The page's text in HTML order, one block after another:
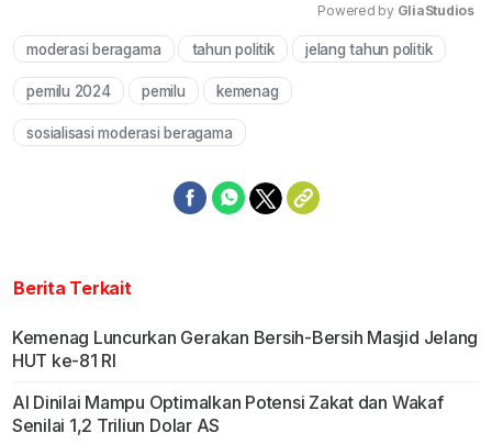
Mute
Powered by GliaStudios
moderasi beragama tahun politik jelang tahun politik
pemilu 2024 pemilu kemenag
sosialisasi moderasi beragama
Berita Terkait
Kemenag Luncurkan Gerakan Bersih-Bersih Masjid Jelang
HUT ke-81 RI
AI Dinilai Mampu Optimalkan Potensi Zakat dan Wakaf
Senilai 1,2 Triliun Dolar AS